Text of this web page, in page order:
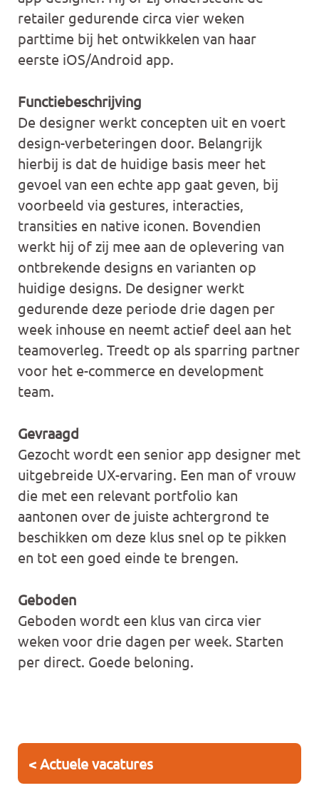
retailer gedurende circa vier weken
parttime bij het ontwikkelen van haar
eerste iOS/Android app.
Functiebeschrijving
De designer werkt concepten uit en voert
design-verbeteringen door. Belangrijk
hierbij is dat de huidige basis meer het
gevoel van een echte app gaat geven, bij
voorbeeld via gestures, interacties,
transities en native iconen. Bovendien
werkt hij of zij mee aan de oplevering van
ontbrekende designs en varianten op
huidige designs. De designer werkt
gedurende deze periode drie dagen per
week inhouse en neemt actief deel aan het
teamoverleg. Treedt op als sparring partner
voor het e-commerce en development
team.
Gevraagd
Gezocht wordt een senior app designer met
uitgebreide UX-ervaring. Een man of vrouw
die met een relevant portfolio kan
aantonen over de juiste achtergrond te
beschikken om deze klus snel op te pikken
en tot een goed einde te brengen.
Geboden
Geboden wordt een klus van circa vier
weken voor drie dagen per week. Starten
per direct. Goede beloning.
< Actuele vacatures